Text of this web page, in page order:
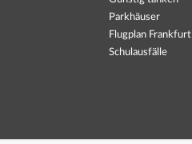
Parkhäuser
Flugplan Frankfurt
Schulausfälle